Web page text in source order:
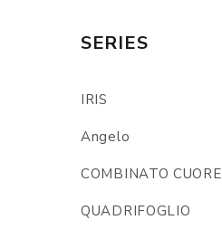
SERIES
IRIS
Angelo
COMBINATO CUORE
QUADRIFOGLIO